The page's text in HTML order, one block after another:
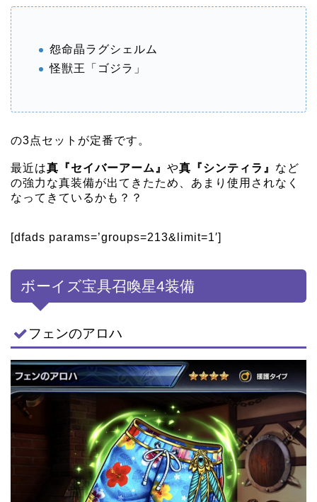
怨命晶ラグシェルム
怪獣王「ゴジラ」
の3点セットが定番です。
最近は真『セイバーアーム』 や真『シンティラ』 など
の強力な真装備が出てきたため、あまり使用されなく
なってきているかも？？
[dfads params=’groups=213&limit=1′]
ボーイズ宝具召喚星4装備
フェンのアロハ